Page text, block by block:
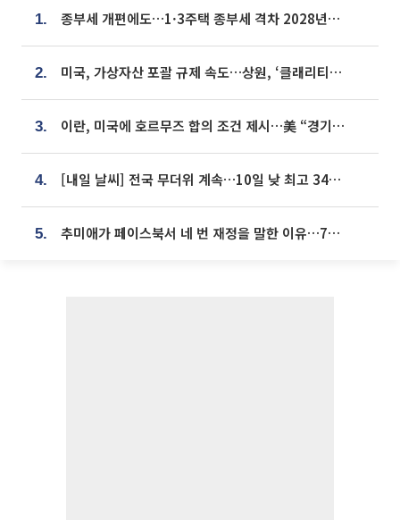
1. 종부세 개편에도…1·3주택 종부세 격차 2028년부터 확대
2. 미국, 가상자산 포괄 규제 속도…상원, ‘클래리티법’ 9월 절차투표 추진
3. 이란, 미국에 호르무즈 합의 조건 제시…美 “경기 아직 안 끝나” [종합]
4. [내일 날씨] 전국 무더위 계속…10일 낮 최고 34도 육박
5. 추미애가 페이스북서 네 번 재정을 말한 이유…7700억 추경 열쇠는 도의회에